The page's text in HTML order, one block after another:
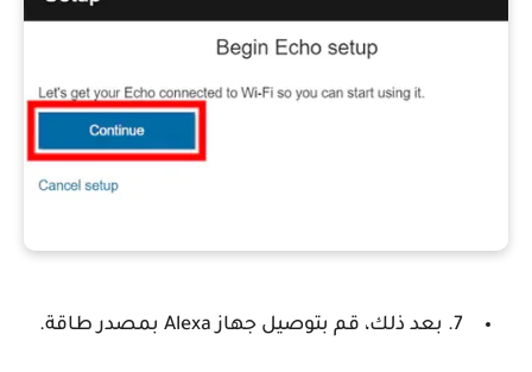
7. بعد ذلك، قم بتوصيل جهاز Alexa بمصدر طاقة.